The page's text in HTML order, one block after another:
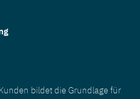
bildet die Grundlage für